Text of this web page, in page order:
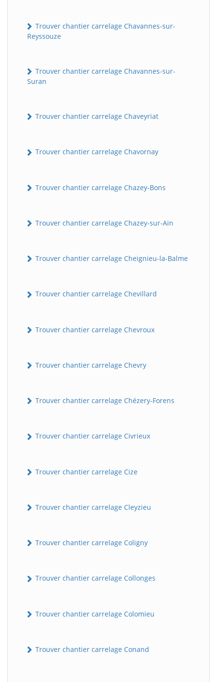
Trouver chantier carrelage Chavannes-sur-
Reyssouze
Trouver chantier carrelage Chavannes-sur-
Suran
Trouver chantier carrelage Chaveyriat
Trouver chantier carrelage Chavornay
Trouver chantier carrelage Chazey-Bons
Trouver chantier carrelage Chazey-sur-Ain
Trouver chantier carrelage Cheignieu-la-Balme
Trouver chantier carrelage Chevillard
Trouver chantier carrelage Chevroux
Trouver chantier carrelage Chevry
Trouver chantier carrelage Chézery-Forens
Trouver chantier carrelage Civrieux
Trouver chantier carrelage Cize
Trouver chantier carrelage Cleyzieu
Trouver chantier carrelage Coligny
Trouver chantier carrelage Collonges
Trouver chantier carrelage Colomieu
Trouver chantier carrelage Conand
BatiWebPro